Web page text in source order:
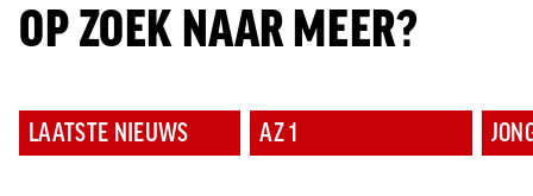
OP ZOEK NAAR MEER?
LAATSTE NIEUWS AZ 1